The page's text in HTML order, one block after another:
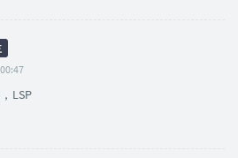
LSP